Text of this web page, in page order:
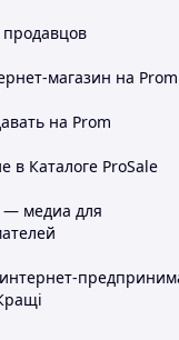
развлечения и
даже при
магазин на Prom
на Prom
в Каталоге ProSale
— медиа для